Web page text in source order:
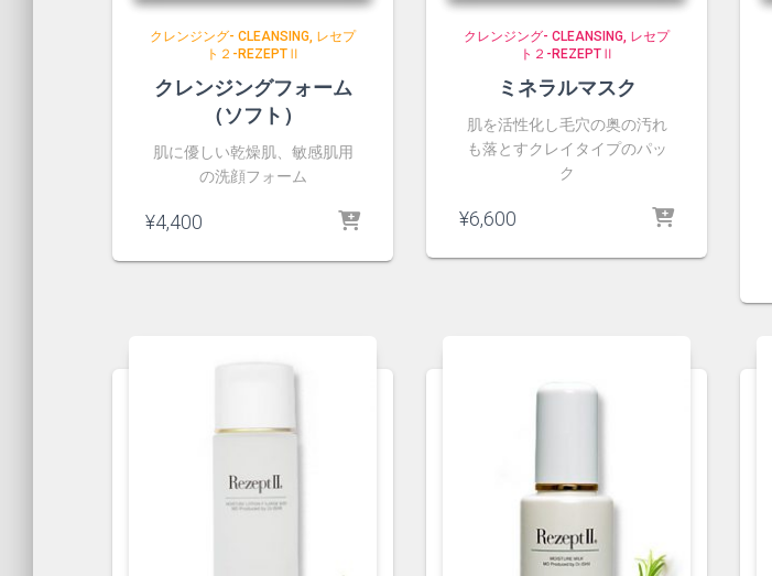
クレンジング- CLEANSING レセプ
ト２-REZEPTⅡ
クレンジングフォーム
（ソフト）
肌に優しい乾燥肌、敏感肌用
の洗顔フォーム
¥4,400
クレンジング- CLEANSING レセプ
ト２-REZEPTⅡ
ミネラルマスク
肌を活性化し毛穴の奥の汚れ
も落とすクレイタイプのパッ
ク
¥6,600